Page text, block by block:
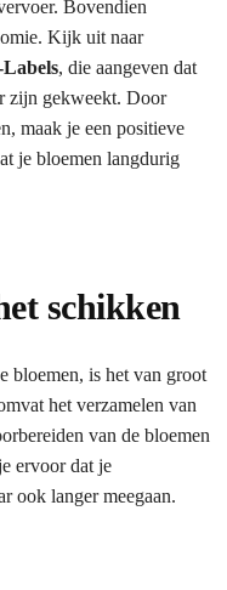
Bovendien
Kijk uit naar
Labels, die aangeven dat
zijn gekweekt. Door
maak je een positieve
je bloemen langdurig
schikken
bloemen, is het van groot
het verzamelen van
van de bloemen
ervoor dat je
ook langer meegaan.